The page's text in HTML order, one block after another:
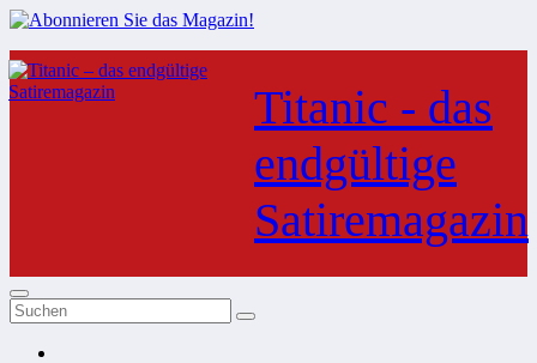
Zum
Inhalt
springen
Titanic - das
endgültige
Satiremagazin